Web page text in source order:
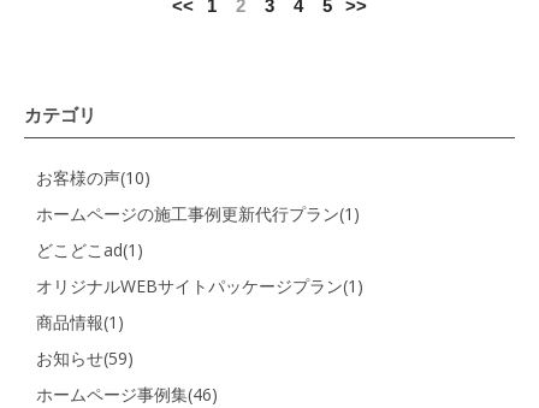
<< 1 2 3 4 5 >>
カテゴリ
お客様の声(10)
ホームページの施工事例更新代行プラン(1)
どこどこad(1)
オリジナルWEBサイトパッケージプラン(1)
商品情報(1)
お知らせ(59)
ホームページ事例集(46)